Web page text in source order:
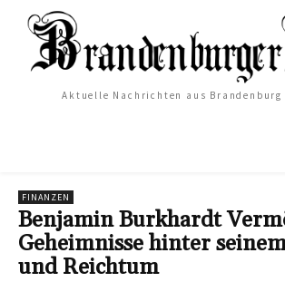
Aktuelle Nachrichten aus Brandenburg
FINANZEN
Benjamin Burkhardt
Geheimnisse hinter
und Reichtum